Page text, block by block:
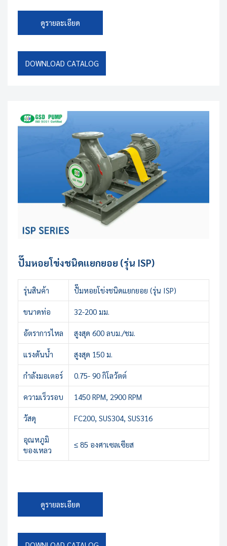
ดูรายละเอียด
DOWNLOAD CATALOG
ปั๊มหอยโข่งชนิดแยกยอย (รุ่น ISP)
รุ่นสินค้า ปั๊มหอยโข่งชนิดแยกยอย (รุ่น ISP)
ขนาดท่อ 32-200 มม.
อัตราการไหล สูงสุด 600 ลบม./ชม.
แรงดันน้ำ สูงสุด 150 ม.
กำลังมอเตอร์ 0.75- 90 กิโลวัตต์
ความเร็วรอบ 1450 RPM, 2900 RPM
วัสดุ FC200, SUS304, SUS316
อุณหภูมิ
ของเหลว
≤ 85 องศาเซลเซียส
ดูรายละเอียด